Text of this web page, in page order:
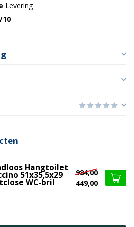
Levering
10
Hangtoilet
51x35,5x29
WC-bril
984,00
449,00